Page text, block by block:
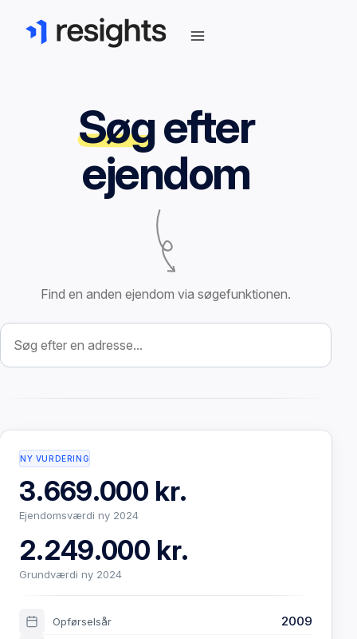
Søgefter
ejendom
Find en anden ejendom via søgefunktionen.
Søg efter ejendom
NY VURDERING
3.669.000 kr.
Ejendomsværdi ny 2024
2.249.000 kr.
Grundværdi ny 2024
Opførselsår 2009